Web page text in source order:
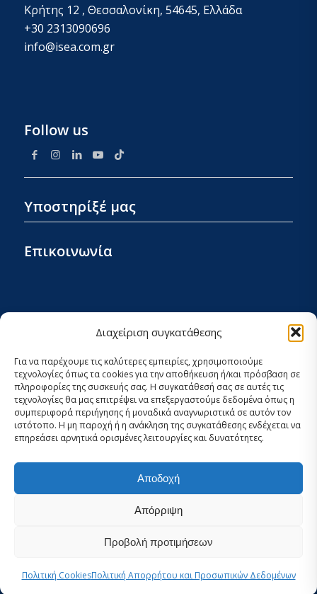
Διαχείριση συγκατάθεσης
Για να παρέχουμε τις καλύτερες εμπειρίες, χρησιμοποιούμε
τεχνολογίες όπως τα cookies για την αποθήκευση ή/και πρόσβαση σε
πληροφορίες της συσκευής σας. Η συγκατάθεσή σας σε αυτές τις
τεχνολογίες θα μας επιτρέψει να επεξεργαστούμε δεδομένα όπως η
συμπεριφορά περιήγησης ή μοναδικά αναγνωριστικά σε αυτόν τον
ιστότοπο. Η μη παροχή ή η ανάκληση της συγκατάθεσης ενδέχεται να
επηρεάσει αρνητικά ορισμένες λειτουργίες και δυνατότητες.
Αποδοχή
Απόρριψη
Προβολή προτιμήσεων
Πολιτική CookiesΠολιτική Απορρήτου και Προσωπικών Δεδομένων
Κρήτης 12 , Θεσσαλονίκη, 54645, Ελλάδα
+30 2313090696
info@isea.com.gr
Follow us
Υποστηρίξέ μας
Επικοινωνία
ΠΡΟΣΚΛΉΣΕΙΣ/ ΔΙΑΓΩΝΙΣΜΟΊ ΠΡΟΜΉΘΕΙΩΝ –
ΥΠΗΡΕΣΙΏΝ
ΟΡΟΙ ΧΡΗΣΗΣ ΚΑΙ ΠΟΛΙΤΙΚΗ ΑΠΟΡΡΗΤΟΥ
ΚΑΤΑΣΤΑΤΙΚΌ
ΕΚΘΕΣΗ ΔΡΑΣΤΗΡΙΟΤΗΤΩΝ
ΣΤΡΑΤΗΓΙΚΟΣ ΣΧΕΔΙΑΣΜΟΣ 2024-2029
© Copyright - iSea-Elena Politi Web Design